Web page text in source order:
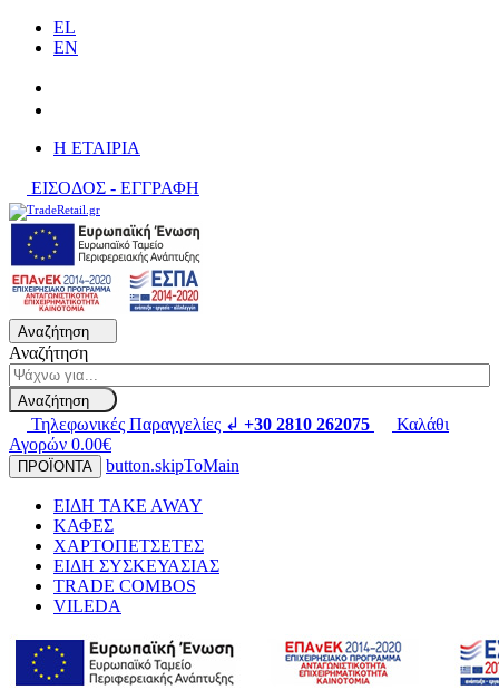
EL
EN
H ΕΤΑΙΡΙΑ
ΕΙΣΟΔΟΣ - ΕΓΓΡΑΦΗ
Αναζήτηση
Αναζήτηση
Αναζήτηση
Τηλεφωνικές Παραγγελίες ↲ +30 2810 262075
Καλάθι
Αγορών 0.00€
ΠΡΟΪΟΝΤΑ button.skipToMain
ΕΙΔΗ TAKE AWAY
ΚΑΦΕΣ
ΧΑΡΤΟΠΕΤΣΕΤΕΣ
ΕΙΔΗ ΣΥΣΚΕΥΑΣΙΑΣ
TRADE COMBOS
VILEDA